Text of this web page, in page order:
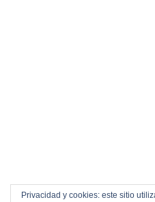
Privacidad y cookies: este sitio